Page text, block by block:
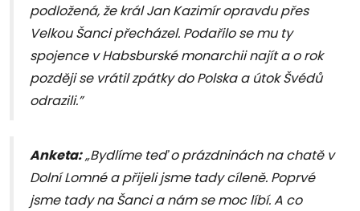
podložená, že král Jan Kazimír opravdu přes
Velkou Šanci přecházel. Podařilo se mu ty
spojence v Habsburské monarchii najít a o rok
později se vrátil zpátky do Polska a útok Švédů
odrazili.”
Anketa:„Bydlíme teď o prázdninách na chatě v
Dolní Lomné a přijeli jsme tady cíleně. Poprvé
jsme tady na Šanci a nám se moc líbí. A co